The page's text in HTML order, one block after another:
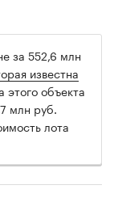
за 552,6 млн
известна
этого объекта
млн руб.
лота